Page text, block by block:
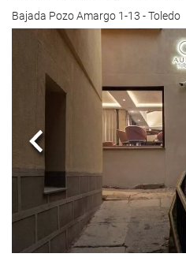
Bajada Pozo Amargo 1-13 - Toledo
Anterioară